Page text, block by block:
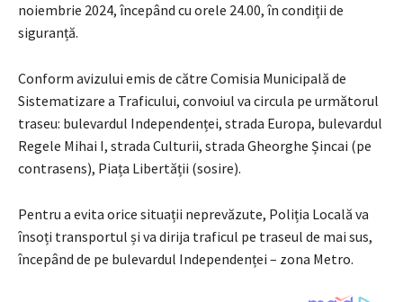
noiembrie 2024, începând cu orele 24.00, în condiții de
siguranță.
Conform avizului emis de către Comisia Municipală de
Sistematizare a Traficului, convoiul va circula pe următorul
traseu: bulevardul Independenței, strada Europa, bulevardul
Regele Mihai I, strada Culturii, strada Gheorghe Șincai (pe
contrasens), Piața Libertății (sosire).
Pentru a evita orice situații neprevăzute, Poliția Locală va
însoți transportul și va dirija traficul pe traseul de mai sus,
începând de pe bulevardul Independenței – zona Metro.